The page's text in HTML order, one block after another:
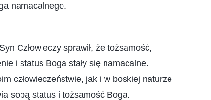
namacalnego.
Człowieczy sprawił, że tożsamość,
i status Boga stały się namacalne.
człowieczeństwie, jak i w boskiej naturze
sobą status i tożsamość Boga.